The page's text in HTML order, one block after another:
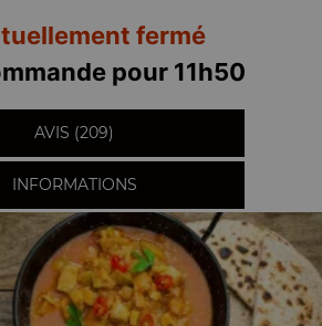
fermé
pour 11h50
AVIS (209)
INFORMATIONS